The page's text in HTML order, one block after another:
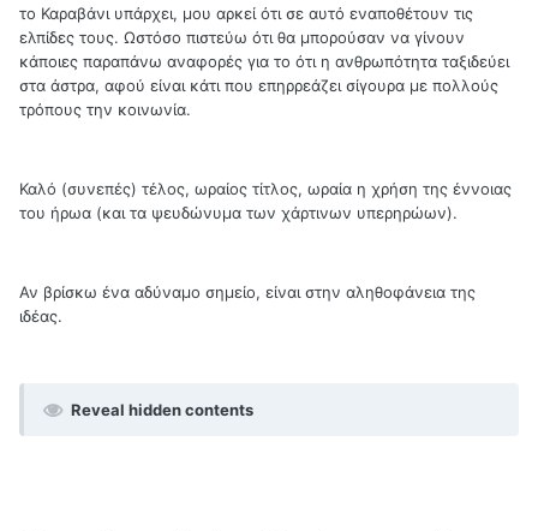
το Καραβάνι υπάρχει, μου αρκεί ότι σε αυτό εναποθέτουν τις
ελπίδες τους. Ωστόσο πιστεύω ότι θα μπορούσαν να γίνουν
κάποιες παραπάνω αναφορές για το ότι η ανθρωπότητα ταξιδεύει
στα άστρα, αφού είναι κάτι που επηρρεάζει σίγουρα με πολλούς
τρόπους την κοινωνία.
Καλό (συνεπές) τέλος, ωραίος τίτλος, ωραία η χρήση της έννοιας
του ήρωα (και τα ψευδώνυμα των χάρτινων υπερηρώων).
Αν βρίσκω ένα αδύναμο σημείο, είναι στην αληθοφάνεια της
ιδέας.
Reveal hidden contents